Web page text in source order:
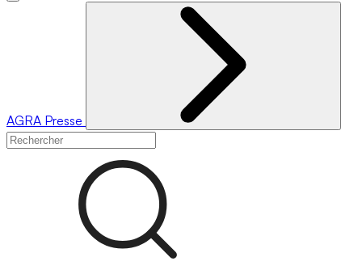
AGRA Presse